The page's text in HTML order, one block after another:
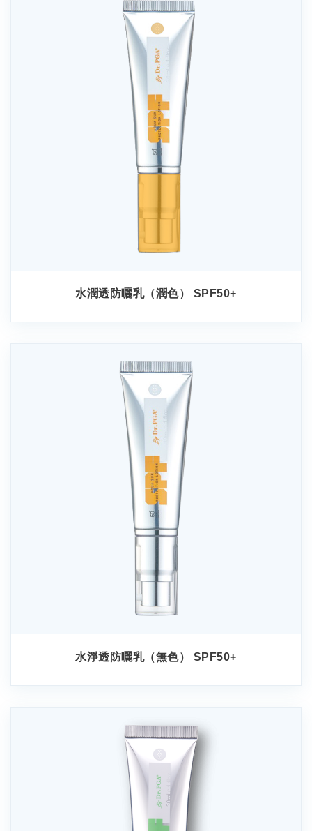
水潤透防曬乳（潤色） SPF50+
水淨透防曬乳（無色） SPF50+